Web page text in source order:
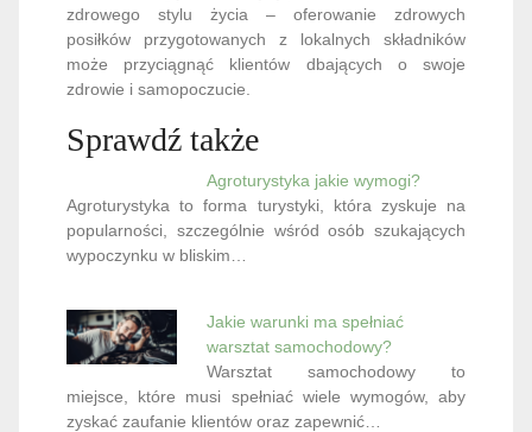
zdrowego stylu życia – oferowanie zdrowych
posiłków przygotowanych z lokalnych składników
może przyciągnąć klientów dbających o swoje
zdrowie i samopoczucie.
Sprawdź także
Agroturystyka jakie wymogi?
Agroturystyka to forma turystyki, która zyskuje na
popularności, szczególnie wśród osób szukających
wypoczynku w bliskim…
Jakie warunki ma spełniać
warsztat samochodowy?
Warsztat samochodowy to
miejsce, które musi spełniać wiele wymogów, aby
zyskać zaufanie klientów oraz zapewnić…